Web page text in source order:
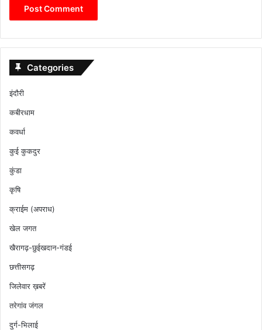
Categories
इंदौरी
कबीरधाम
कवर्धा
कुई कुकदुर
कुंडा
कृषि
क्राईम (अपराध)
खेल जगत
खैरागढ़-छुईखदान-गंडई
छत्तीसगढ़
जिलेवार ख़बरें
तरेगांव जंगल
दुर्ग-भिलाई